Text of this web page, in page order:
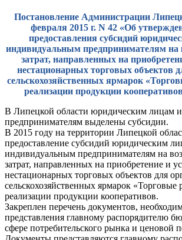
Постановление Администрации
февраля 2015 г. N 42 «Об
предоставления субсидий
индивидуальным предпринимателям на
затрат, направленных на
нестационарных торговых объектов
сельскохозяйственных ярмарок
реализации продукции
В Липецкой области юридическим лицам
предпринимателям выделены субсидии.
В 2015 году на территории Липецкой
предоставление субсидий юридическим
индивидуальным предпринимателям на
затрат, направленных на приобретение и
нестационарных торговых объектов для
сельскохозяйственных ярмарок «Торговые
реализации продукции кооперативов.
Закреплен перечень документов,
представления главному распорядителю
сфере потребительского рынка и ценовой